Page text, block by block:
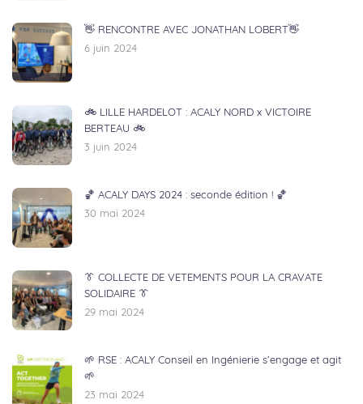
👋 RENCONTRE AVEC JONATHAN LOBERT👋
6 juin 2024
🚲 LILLE HARDELOT : ACALY NORD x VICTOIRE
BERTEAU 🚲
3 juin 2024
🏀 ACALY DAYS 2024 : seconde édition ! 🏀
30 mai 2024
👔 COLLECTE DE VETEMENTS POUR LA CRAVATE
SOLIDAIRE 👔
29 mai 2024
🌱 RSE : ACALY Conseil en Ingénierie s’engage et agit
🌱
23 mai 2024